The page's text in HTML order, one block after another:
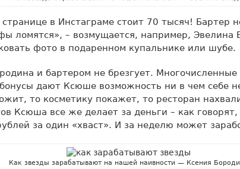
в Инстаграме стоит 70 тысяч! Бартер
ломятся», – возмущается, например, Эвелина
фото в подаренном купальнике или шубе.
и бартером не брезгует. Многочисленные
дают Ксюше возможность ни в чем себе
то косметику покажет, то ресторан
Ксюша все же делает за деньги – как
за один «хваст». И за неделю может
Как звезды зарабатывают на нашей наивности — Ксения